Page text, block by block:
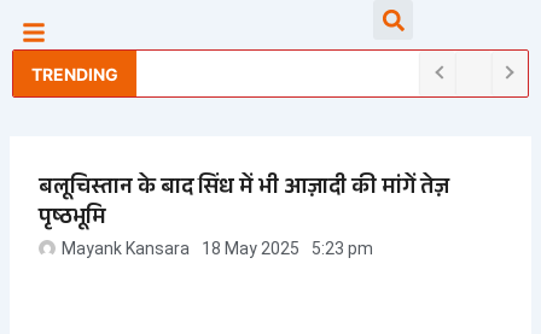
contentTRENDING
बलूचिस्तान के बाद सिंध में भी आज़ादी की मांगें तेज़
पृष्ठभूमि
Mayank Kansara 18 May 2025 5:23 pm